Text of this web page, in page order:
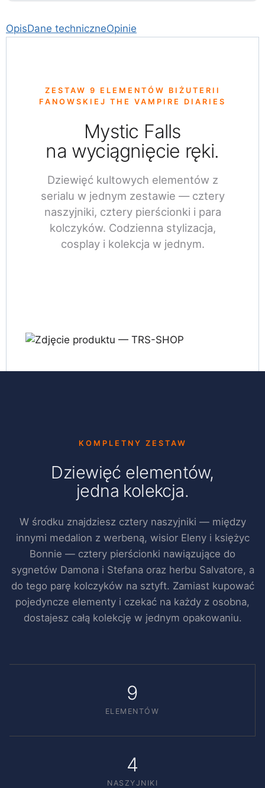
OpisDane techniczneOpinie
ZESTAW 9 ELEMENTÓW BIŻUTERII
FANOWSKIEJ THE VAMPIRE DIARIES
Mystic Falls
na wyciągnięcie ręki.
Dziewięć kultowych elementów z
serialu w jednym zestawie — cztery
naszyjniki, cztery pierścionki i para
kolczyków. Codzienna stylizacja,
cosplay i kolekcja w jednym.
KOMPLETNY ZESTAW
Dziewięć elementów,
jedna kolekcja.
W środku znajdziesz cztery naszyjniki — między
innymi medalion z werbeną, wisior Eleny i księżyc
Bonnie — cztery pierścionki nawiązujące do
sygnetów Damona i Stefana oraz herbu Salvatore, a
do tego parę kolczyków na sztyft. Zamiast kupować
pojedyncze elementy i czekać na każdy z osobna,
dostajesz całą kolekcję w jednym opakowaniu.
9
ELEMENTÓW
4
NASZYJNIKI